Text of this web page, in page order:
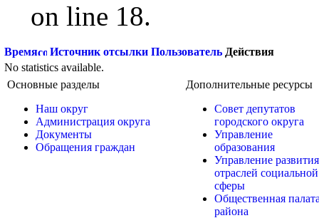
on line 18.
Время Источник отсылки Пользователь Действия
No statistics available.
Основные разделы
Наш округ
Администрация округа
Документы
Обращения граждан
Дополнительные ресурсы
Совет депутатов
городского округа
Управление
образования
Управление развития
отраслей социальной
сферы
Общественная
района